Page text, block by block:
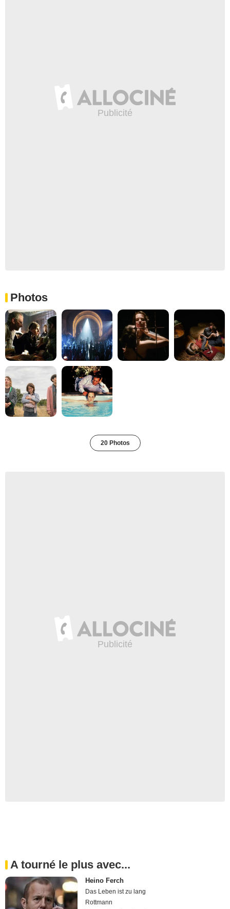
Photos
20 Photos
A tourné le plus avec...
Heino Ferch
Das Leben ist zu lang
Rottmann